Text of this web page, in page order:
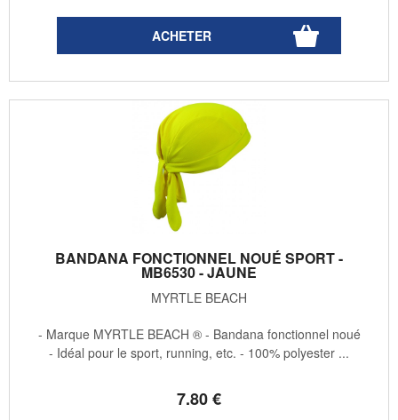
BANDANA FONCTIONNEL NOUÉ SPORT -
MB6530 - JAUNE
MYRTLE BEACH
7.80€
- Marque MYRTLE BEACH ® - Bandana fonctionnel noué
- Idéal pour le sport, running, etc. - 100% polyester ...